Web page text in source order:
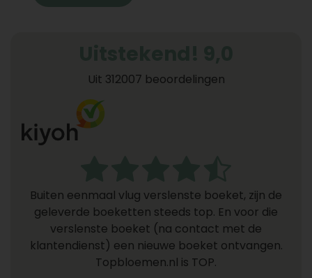
Uit 312007 beoordelingen
Buiten eenmaal vlug verslenste boeket, zijn de
geleverde boeketten steeds top. En voor die
verslenste boeket (na contact met de
klantendienst) een nieuwe boeket ontvangen.
Topbloemen.nl is TOP.